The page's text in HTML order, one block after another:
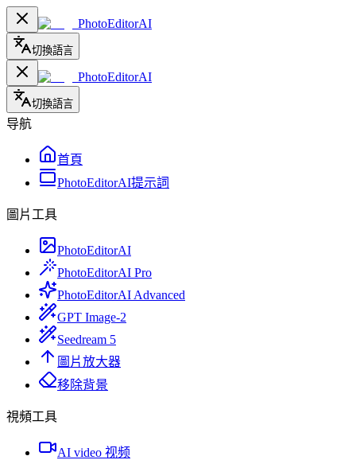
PhotoEditorAI
切換語言
PhotoEditorAI
切換語言
导航
首頁
PhotoEditorAI提示詞
圖片工具
PhotoEditorAI
PhotoEditorAI Pro
PhotoEditorAI Advanced
GPT Image-2
Seedream 5
圖片放大器
移除背景
視頻工具
AI video 视频